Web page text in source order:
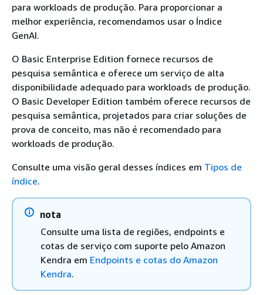
para workloads de produção. Para proporcionar a
melhor experiência, recomendamos usar o Índice
GenAI.
O Basic Enterprise Edition fornece recursos de
pesquisa semântica e oferece um serviço de alta
disponibilidade adequado para workloads de produção.
O Basic Developer Edition também oferece recursos de
pesquisa semântica, projetados para criar soluções de
prova de conceito, mas não é recomendado para
workloads de produção.
Consulte uma visão geral desses índices em Tipos de
índice.
nota
Consulte uma lista de regiões, endpoints e
cotas de serviço com suporte pelo Amazon
Kendra em Endpoints e cotas do Amazon
Kendra.